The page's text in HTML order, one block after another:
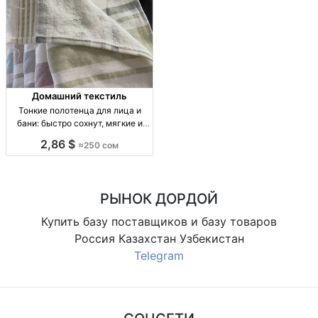
Домашний текстиль
Тонкие полотенца для лица и
бани: быстро сохнут, мягкие и
тонч. полотенца: лицевое/
2,86 $ ≈250 сом
РЫНОК ДОРДОЙ
Купить базу поставщиков и базу товаров
Россия Казахстан Узбекистан
Telegram